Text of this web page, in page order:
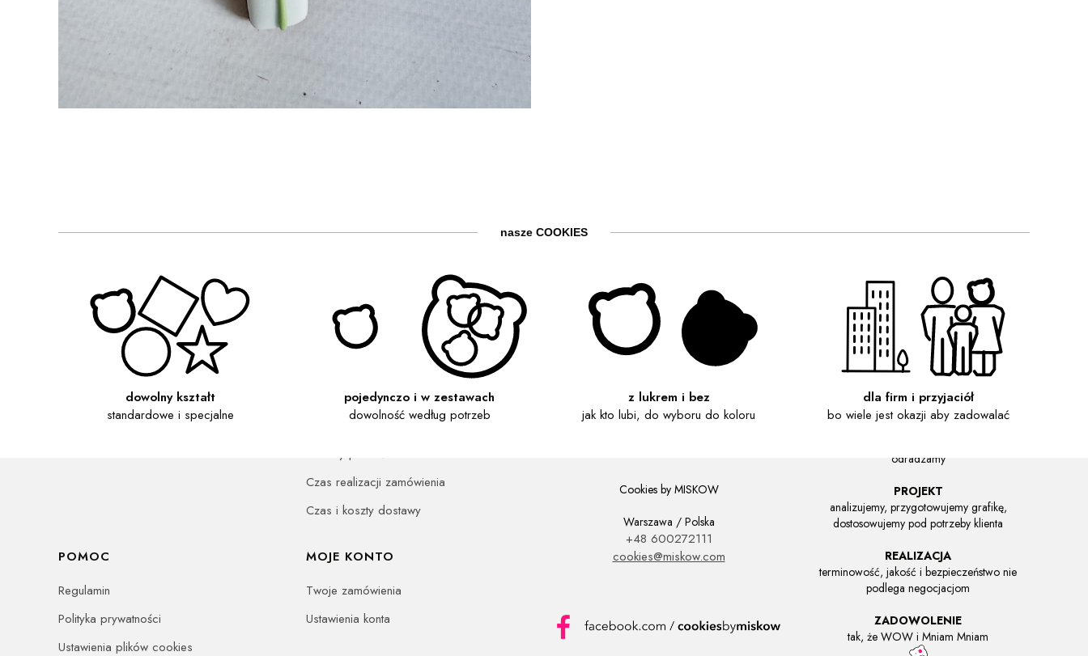
nasze COOKIES
dowolny kształt
standardowe i specjalne
pojedynczo i w zestawach
dowolność według potrzeb
z lukrem i bez
jak kto lubi, do wyboru do koloru
dla firm i przyjaciół
bo wiele jest okazji aby zadowalać
Linki w stopce
O COOKIES
OBSŁUGA KLIENTA
Informacja dla firm
Metody płatności
Czas realizacji zamówienia
Czas i koszty dostawy
POMOC
Regulamin
Polityka prywatności
Ustawienia plików cookies
MOJE KONTO
Twoje zamówienia
Ustawienia konta
Cookies by MISKOW
Warszawa / Polska
+48 600272111
cookies@miskow.com
JAK DZIAŁAMY:
POMYSŁ
odradzamy
PROJEKT
analizujemy, przygotowujemy grafikę,
dostosowujemy pod potrzeby klienta
REALIZACJA
terminowość, jakość i bezpieczeństwo nie
podlega negocjacjom
ZADOWOLENIE
tak, że WOW i Mniam Mniam